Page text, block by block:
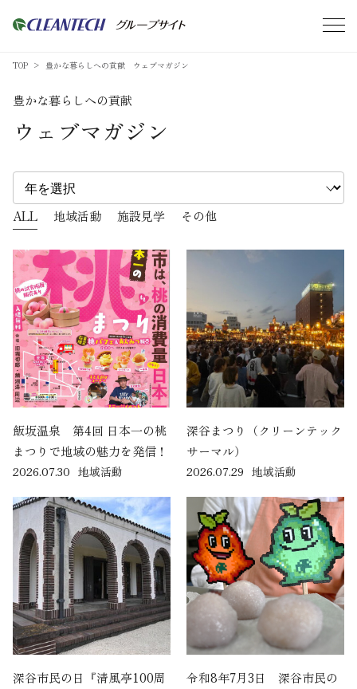
TOP 豊かな暮らしへの貢献 ウェブマガジン
豊かな暮らしへの貢献
ウェブマガジン
ALL 地域活動 施設見学 その他
飯坂温泉 第4回 日本一の桃
まつりで地域の魅力を発信！
2026.07.30 地域活動
深谷まつり（クリーンテック
サーマル）
2026.07.29 地域活動
深谷市民の日『清風亭100周
令和8年7月3日 深谷市民の